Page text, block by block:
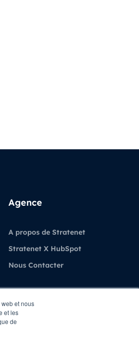
et nous
et les
de
Agence
A propos de Stratenet
Stratenet X HubSpot
Nous Contacter